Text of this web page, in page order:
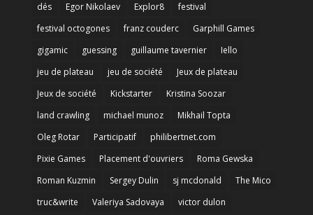
dés
Egor Nikolaev Explor8
festival
festival octogones
franz couderc
Garphill Games
gigamic
guessing guillaume tavernier
Iello
jeu de plateau
jeu de société
Jeux de plateau
Jeux de société
Kickstarter
Kristina Soozar
land crawling
michael munoz
Mikhail Topta
Oleg Rotar
Participatif
philibertnet.com
Pixie Games
Placement d'ouvriers
Roma Gewska
Roman Kuzmin
Sergey Dulin sj mcdonald
The Mico
truc&write
Valeriya Sadovaya victor dulon